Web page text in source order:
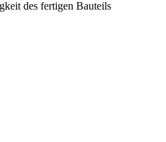
des fertigen Bauteils